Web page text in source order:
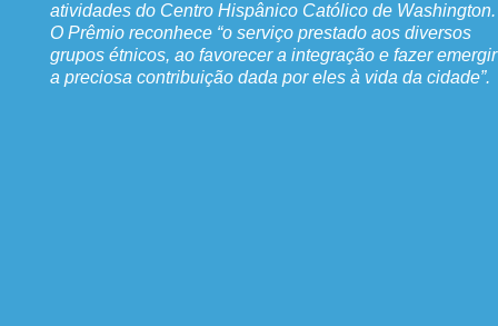
atividades do Centro Hispânico Católico de Washington.
O Prêmio reconhece “o serviço prestado aos diversos
grupos étnicos, ao favorecer a integração e fazer emergir
a preciosa contribuição dada por eles à vida da cidade”.